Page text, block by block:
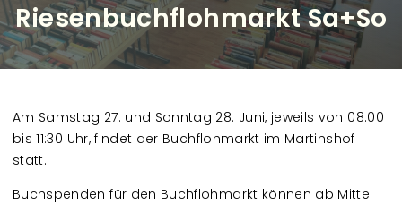
Riesenbuchflohmarkt Sa+So
Am Samstag 27. und Sonntag 28. Juni, jeweils von 08:00
bis 11:30 Uhr, findet der Buchflohmarkt im Martinshof
statt.
Buchspenden für den Buchflohmarkt können ab Mitte